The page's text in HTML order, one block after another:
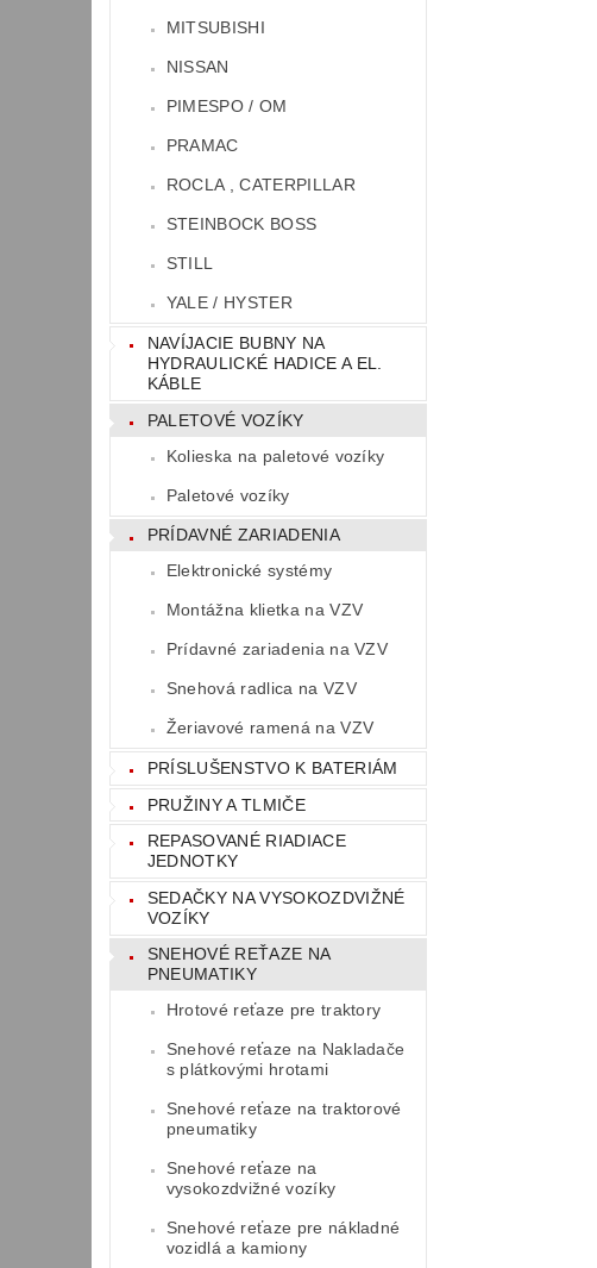
MITSUBISHI
NISSAN
PIMESPO / OM
PRAMAC
ROCLA , CATERPILLAR
STEINBOCK BOSS
STILL
YALE / HYSTER
NAVÍJACIE BUBNY NA
HYDRAULICKÉ HADICE A EL.
KÁBLE
PALETOVÉ VOZÍKY
Kolieska na paletové vozíky
Paletové vozíky
PRÍDAVNÉ ZARIADENIA
Elektronické systémy
Montážna klietka na VZV
Prídavné zariadenia na VZV
Snehová radlica na VZV
Žeriavové ramená na VZV
PRÍSLUŠENSTVO K BATERIÁM
PRUŽINY A TLMIČE
REPASOVANÉ RIADIACE
JEDNOTKY
SEDAČKY NA VYSOKOZDVIŽNÉ
VOZÍKY
SNEHOVÉ REŤAZE NA
PNEUMATIKY
Hrotové reťaze pre traktory
Snehové reťaze na Nakladače
s plátkovými hrotami
Snehové reťaze na traktorové
pneumatiky
Snehové reťaze na
vysokozdvižné vozíky
Snehové reťaze pre nákladné
vozidlá a kamiony